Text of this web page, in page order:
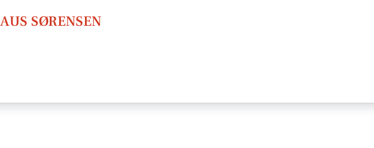
SØRENSEN